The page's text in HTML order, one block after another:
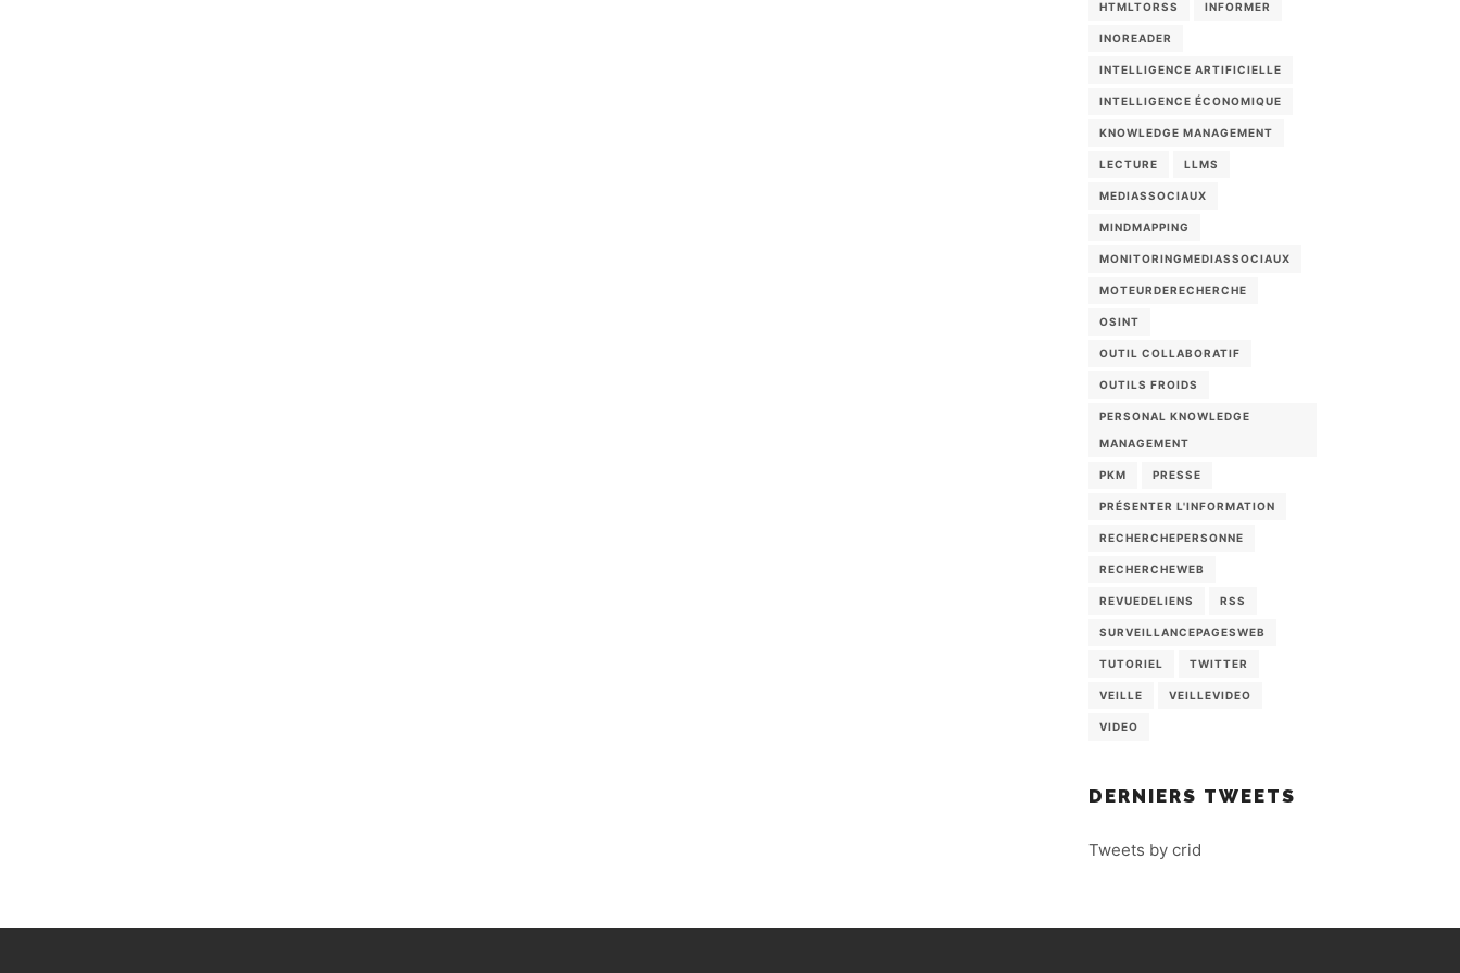
HTMLTORSS INFORMER
INOREADER
INTELLIGENCE ARTIFICIELLE
INTELLIGENCE ÉCONOMIQUE
KNOWLEDGE MANAGEMENT
LECTURE LLMS
MEDIASSOCIAUX
MINDMAPPING
MONITORINGMEDIASSOCIAUX
MOTEURDERECHERCHE
OSINT
OUTIL COLLABORATIF
OUTILS FROIDS
PERSONAL KNOWLEDGE
MANAGEMENT
PKM PRESSE
PRÉSENTER L'INFORMATION
RECHERCHEPERSONNE
RECHERCHEWEB
REVUEDELIENS RSS
SURVEILLANCEPAGESWEB
TUTORIEL TWITTER
VEILLE VEILLEVIDEO
VIDEO
DERNIERS TWEETS
Tweets by crid